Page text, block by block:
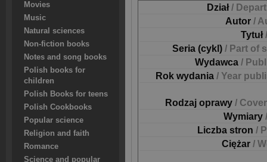
Movies
Music
Natural sciences
Non-fiction books
Notes and song books
Polish books for
children
Polish Books for teens
Polish Cookbooks
Popular science
Religion and faith
Romance
Science and popular
Dział/
Autor /
Tytuł
Seria (cykl) / Part of
Wydawca /
Rok wydania / Year
Rodzaj oprawy /
Wymiary
Liczba stron /
Ciężar /